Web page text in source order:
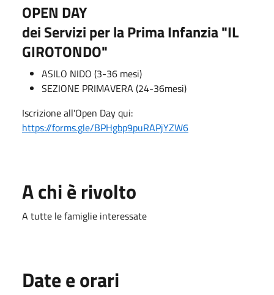
OPEN DAY
dei Servizi per la Prima Infanzia "IL
GIROTONDO"
ASILO NIDO (3-36 mesi)
SEZIONE PRIMAVERA (24-36mesi)
Iscrizione all'Open Day qui:
https://forms.gle/BPHgbp9puRAPjYZW6
A chi è rivolto
A tutte le famiglie interessate
Date e orari